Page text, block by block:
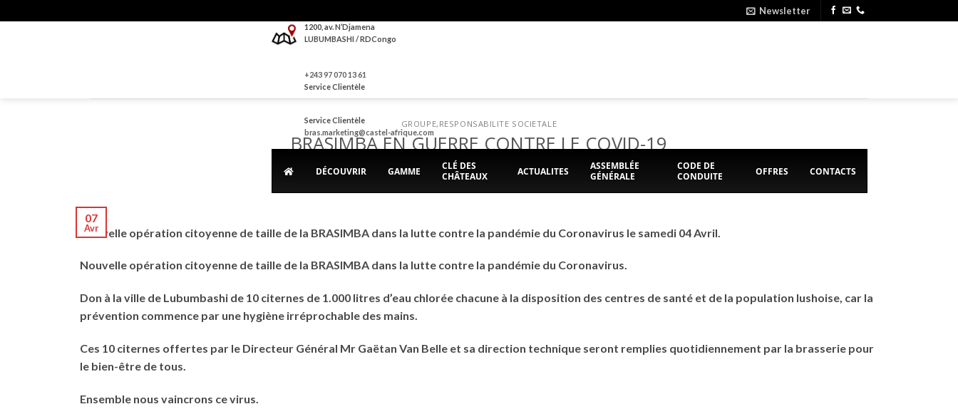
to
Newsletter
1200, av. N’Djamena
LUBUMBASHI / RDCongo
+243 97 070 13 61
Service Clientèle
Service Clientèle
bras.marketing@castel-afrique.com
DÉCOUVRIR GAMME
CLÉ DES
CHÂTEAUX
ACTUALITES
ASSEMBLÉE
GÉNÉRALE
CODE DE
CONDUITE
OFFRES CONTACTS
GROUPE, RESPONSABILITE SOCIETALE
BRASIMBA EN GUERRE CONTRE LE COVID-19
07
Avr
Nouvelle opération citoyenne de taille de la BRASIMBA dans la lutte contre la pandémie du Coronavirus le samedi 04 Avril.
Nouvelle opération citoyenne de taille de la BRASIMBA dans la lutte contre la pandémie du Coronavirus.
Don à la ville de Lubumbashi de 10 citernes de 1.000 litres d’eau chlorée chacune à la disposition des centres de santé et de la population lushoise, car la
prévention commence par une hygiène irréprochable des mains.
Ces 10 citernes offertes par le Directeur Général Mr Gaëtan Van Belle et sa direction technique seront remplies quotidiennement par la brasserie pour
le bien-être de tous.
Ensemble nous vaincrons ce virus.